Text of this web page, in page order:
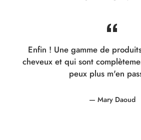
Enfin ! Une gamme de
cheveux et qui sont
peux plus m'en
Mary Daoud